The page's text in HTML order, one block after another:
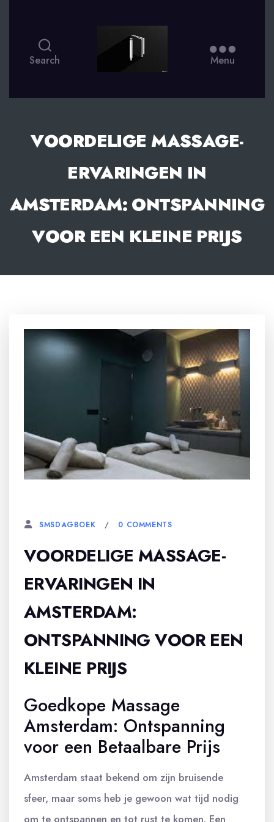
Search Menu
VOORDELIGE MASSAGE-
ERVARINGEN IN
AMSTERDAM: ONTSPANNING
VOOR EEN KLEINE PRIJS
SMSDAGBOEK 0 COMMENTS
VOORDELIGE MASSAGE-
ERVARINGEN IN
AMSTERDAM:
ONTSPANNING VOOR EEN
KLEINE PRIJS
Goedkope Massage
Amsterdam: Ontspanning
voor een Betaalbare Prijs
Amsterdam staat bekend om zijn bruisende
sfeer, maar soms heb je gewoon wat tijd nodig